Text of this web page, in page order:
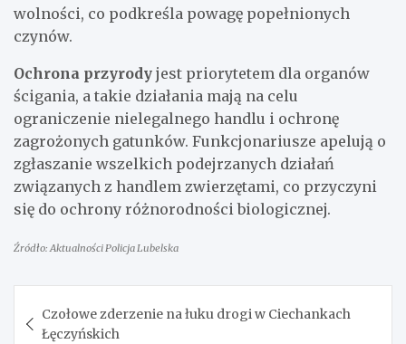
wolności, co podkreśla powagę popełnionych
czynów.
Ochrona przyrody jest priorytetem dla organów
ścigania, a takie działania mają na celu
ograniczenie nielegalnego handlu i ochronę
zagrożonych gatunków. Funkcjonariusze apelują o
zgłaszanie wszelkich podejrzanych działań
związanych z handlem zwierzętami, co przyczyni
się do ochrony różnorodności biologicznej.
Źródło: Aktualności Policja Lubelska
wpisu
Czołowe zderzenie na łuku drogi w Ciechankach
Łęczyńskich